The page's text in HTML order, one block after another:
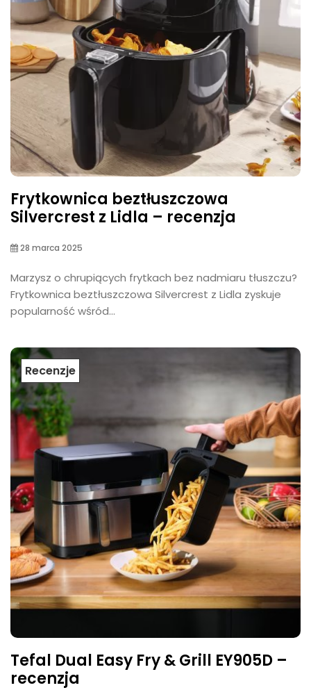
Frytkownica beztłuszczowa
Silvercrest z Lidla – recenzja
28 marca 2025
Marzysz o chrupiących frytkach bez nadmiaru tłuszczu?
Frytkownica beztłuszczowa Silvercrest z Lidla zyskuje
popularność wśród...
Recenzje
Tefal Dual Easy Fry & Grill EY905D –
recenzja